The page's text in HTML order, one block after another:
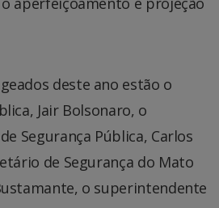
deste ano estão o
Jair Bolsonaro, o
Segurança Pública, Carlos
de Segurança do Mato
o superintendente